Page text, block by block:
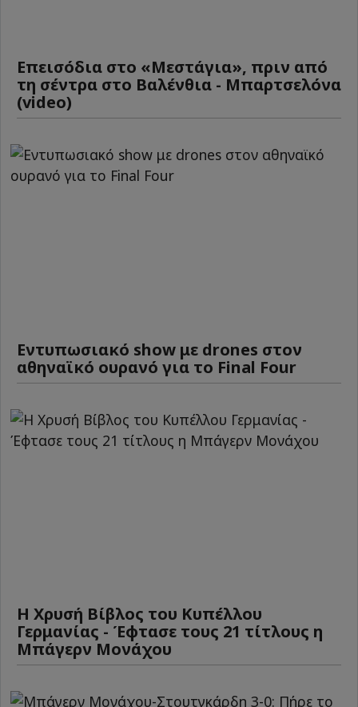
Επεισόδια στο «Μεστάγια», πριν από
τη σέντρα στο Βαλένθια - Μπαρτσελόνα
(video)
Εντυπωσιακό show με drones στον
αθηναϊκό ουρανό για το Final Four
Η Χρυσή Βίβλος του Κυπέλλου
Γερμανίας - Έφτασε τους 21 τίτλους η
Μπάγερν Μονάχου